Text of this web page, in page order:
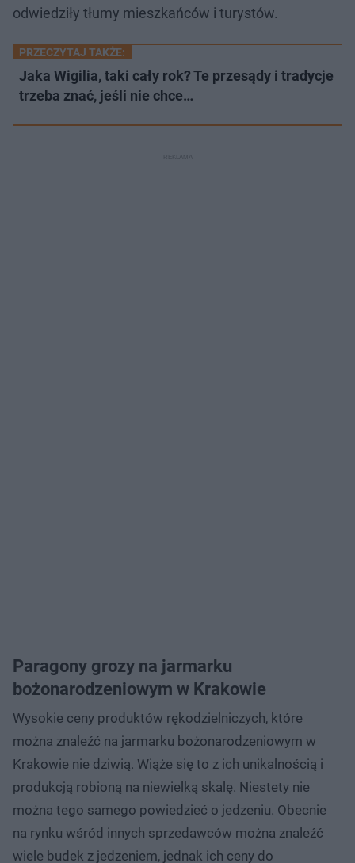
odwiedziły tłumy mieszkańców i turystów.
PRZECZYTAJ TAKŻE:
Jaka Wigilia, taki cały rok? Te przesądy i tradycje
trzeba znać, jeśli nie chce…
Paragony grozy na jarmarku
bożonarodzeniowym w Krakowie
Wysokie ceny produktów rękodzielniczych, które
można znaleźć na jarmarku bożonarodzeniowym w
Krakowie nie dziwią. Wiąże się to z ich unikalnością i
produkcją robioną na niewielką skalę. Niestety nie
można tego samego powiedzieć o jedzeniu. Obecnie
na rynku wśród innych sprzedawców można znaleźć
wiele budek z jedzeniem, jednak ich ceny do